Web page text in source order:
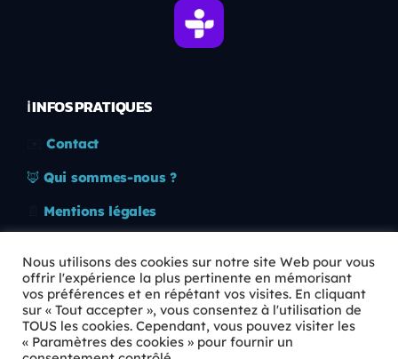
ℹ️ INFOS PRATIQUES
Contact
🦊 Qui sommes-nous ?
Mentions légales
🛡️ RGPD
Copyright © 2026 Animkids. Tous droits réservés.
Nous utilisons des cookies sur notre site Web pour vous
offrir l'expérience la plus pertinente en mémorisant
vos préférences et en répétant vos visites. En cliquant
sur « Tout accepter », vous consentez à l'utilisation de
TOUS les cookies. Cependant, vous pouvez visiter les
« Paramètres des cookies » pour fournir un